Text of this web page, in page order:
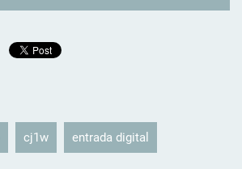
cj1w entrada digital